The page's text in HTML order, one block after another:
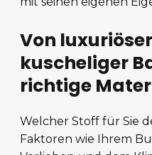
Von
kuscheliger
richtige
Welcher Stoff für Sie
Faktoren wie Ihrem